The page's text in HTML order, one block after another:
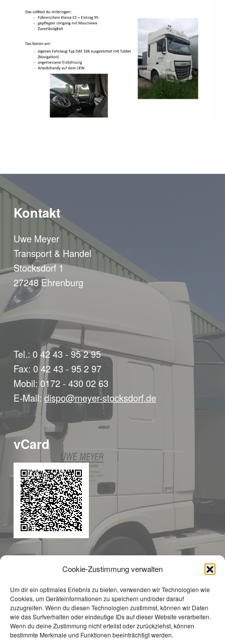
Cookie-Zustimmung verwalten
Um dir ein optimales Erlebnis zu bieten, verwenden wir Technologien wie
Cookies, um Geräteinformationen zu speichern und/oder darauf
zuzugreifen. Wenn du diesen Technologien zustimmst, können wir Daten
wie das Surfverhalten oder eindeutige IDs auf dieser Website verarbeiten.
Wenn du deine Zustimmung nicht erteilst oder zurückziehst, können
bestimmte Merkmale und Funktionen beeinträchtigt werden.
Kontakt
Uwe Meyer
Transport & Handel
Stocksdorf 1
27248 Ehrenburg
Tel.: 0 42 43 - 95 2 95
Fax: 0 42 43 - 95 2 97
Mobil: 0172 - 430 02 63
E-Mail:dispo@meyer-stocksdorf.de
vCard
Datenschutz
Impressum